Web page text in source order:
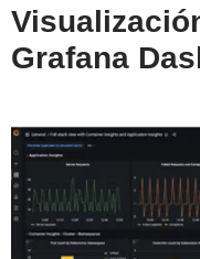
Grafana